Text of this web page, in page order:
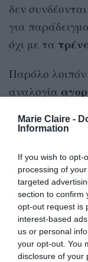
Marie Claire -
Information
If you wish to opt-
processing of
targeted
section to confirm
opt-out request is
interest-based
us or personal
your opt-out. You
disclosure of your
δεν
για
όχι με τα
Παρόλο
αναλογία
, τα
υπάρχουν πολύ
Ακόμα και η
αυτισμό έχει
Σύμφωνα με
αυτιστικούς
ικανότητα να